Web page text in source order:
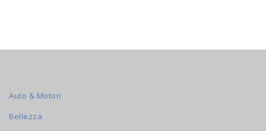
Auto & Motori
Bellezza